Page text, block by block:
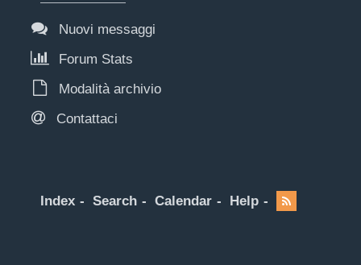
Nuovi messaggi
Forum Stats
Modalità archivio
Contattaci
Index Search Calendar Help